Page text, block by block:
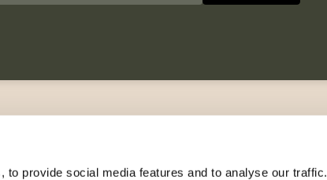
provide social media features and to analyse our traffic.
Neem contact met ons op